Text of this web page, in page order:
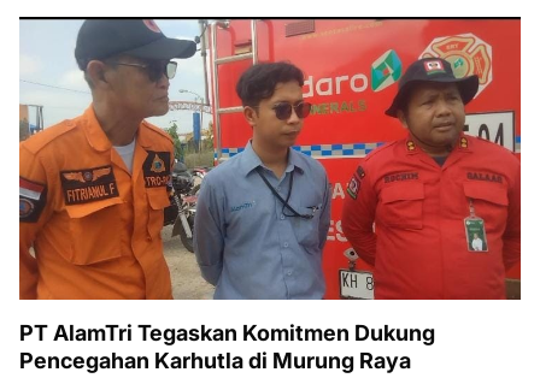
PT AlamTri Tegaskan Komitmen Dukung
Pencegahan Karhutla di Murung Raya